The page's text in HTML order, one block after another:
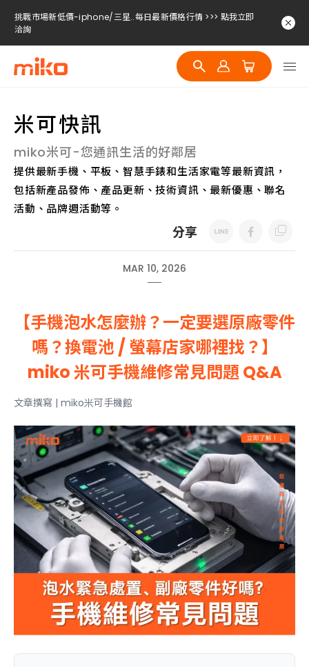
挑戰市場新低價-iphone/三星..每日最新價格行情 >>> 點我立即
洽詢
挑戰市場新低價-iphone/三星..每日最新價格行情 >>> 點我立即
挑戰市場新低價-iphone/三星..每日最新價格行情 >>> 點我立即
米可快訊
miko米可-您通訊生活的好鄰居
提供最新手機、平板、智慧手錶和生活家電等最新資訊，
包括新產品發佈、產品更新、技術資訊、最新優惠、聯名
活動、品牌週活動等。
分享
MAR 10, 2026
【手機泡水怎麼辦？一定要選原廠零件
嗎？換電池 / 螢幕店家哪裡找？】
miko 米可手機維修常見問題 Q&A
文章撰寫 | miko米可手機館